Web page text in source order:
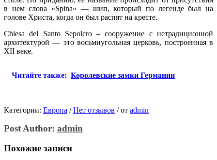
в нем слова «Spina» — шип, который по легенде был на
голове Христа, когда он был распят на кресте.
Chiesa del Santo Sepolcro – сооружение с нетрадиционной
архитектурой — это восьмиугольная церковь, построенная в
XII веке.
Читайте также: Королевские замки Германии
Категории: Европа / Нет отзывов /от admin
Post Author: admin
Похожие записи